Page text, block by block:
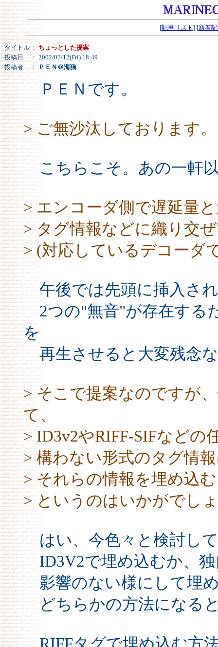
[記事リスト ] [新着
タイトル ： ちょっとした提案
投稿日
： 2002/07/12(Fri) 18:49
投稿者
： ＰＥＮ＠海猫
ＰＥＮです。
> ご無沙汰しております。
こちらこそ。あの一軒
> エンコーダ側で遅延量
> タグ情報などに織り交
> (対応しているデコーダ
午後では先頭に挿入さ
2つの"無音"が存在する
を
再生させると大変残念
> そこで提案なのですが
て、
> ID3v2やRIFF-SIFなどの
> 構わない形式のタグ情
> それらの情報を埋め込
> というのはいかがでし
はい、今色々と検討し
ID3V2で埋め込むか、独
影響のない様にして埋
どちらかの方法になる
RIFFタグで埋め込む方